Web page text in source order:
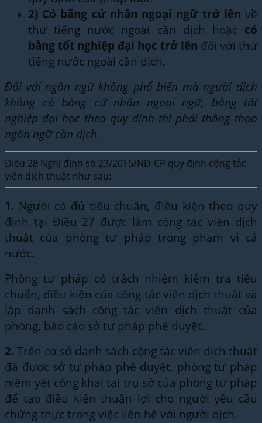
2) Có bằng cử nhân ngoại ngữ trở lên về
thứ tiếng nước ngoài cần dịch hoặc có
bằng tốt nghiệp đại học trở lên đối với thứ
tiếng nước ngoài cần dịch.
Đối với ngôn ngữ không phổ biến mà người dịch
không có bằng cử nhân ngoại ngữ, bằng tốt
nghiệp đại học theo quy định thì phải thông thạo
ngôn ngữ cần dịch.
Điều 28 Nghị định số 23/2015/NĐ-CP quy định cộng tác
viên dịch thuật như sau:
1. Người có đủ tiêu chuẩn, điều kiện theo quy
định tại Điều 27 được làm cộng tác viên dịch
thuật của phòng tư pháp trong phạm vi cả
nước.
Phòng tư pháp có trách nhiệm kiểm tra tiêu
chuẩn, điều kiện của cộng tác viên dịch thuật và
lập danh sách cộng tác viên dịch thuật của
phòng, báo cáo sở tư pháp phê duyệt.
2. Trên cơ sở danh sách cộng tác viên dịch thuật
đã được sở tư pháp phê duyệt, phòng tư pháp
niêm yết công khai tại trụ sở của phòng tư pháp
để tạo điều kiện thuận lợi cho người yêu cầu
chứng thực trong việc liên hệ với người dịch.